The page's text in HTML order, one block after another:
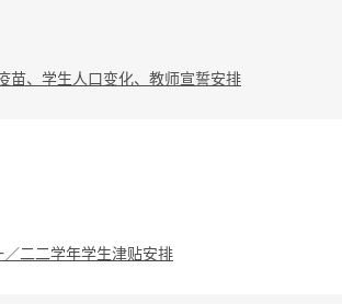
苗、学生人口变化、教师宣誓安排
二二学年学生津贴安排